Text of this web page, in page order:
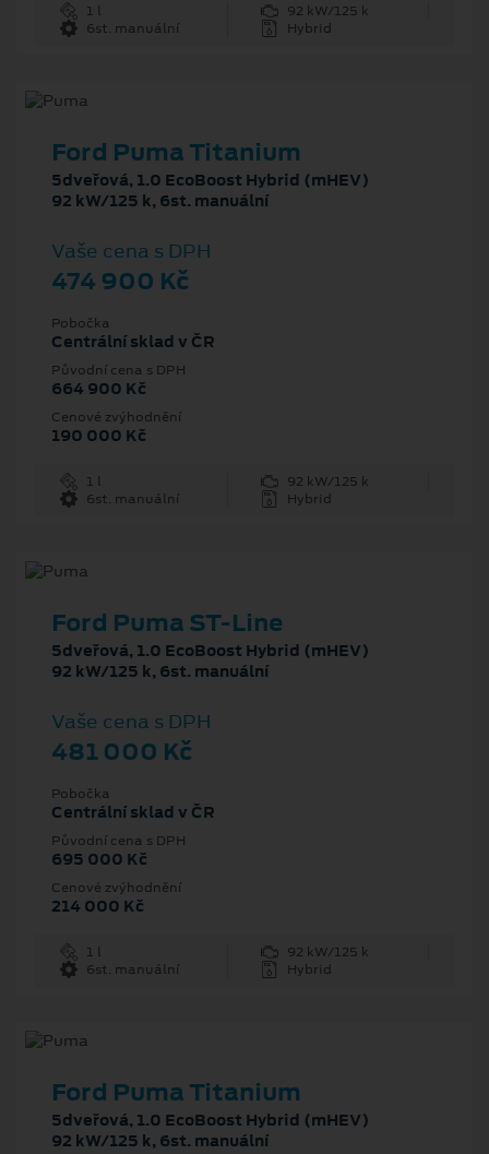
1 l
92 kW/125 k
6st. manuální
Hybrid
Ford Puma Titanium
5dveřová, 1.0 EcoBoost Hybrid (mHEV)
92 kW/125 k, 6st. manuální
Vaše cena s DPH
474 900 Kč
Pobočka
Centrální sklad v ČR
Původní cena s DPH
664 900 Kč
Cenové zvýhodnění
190 000 Kč
1 l
92 kW/125 k
6st. manuální
Hybrid
Ford Puma ST-Line
5dveřová, 1.0 EcoBoost Hybrid (mHEV)
92 kW/125 k, 6st. manuální
Vaše cena s DPH
481 000 Kč
Pobočka
Centrální sklad v ČR
Původní cena s DPH
695 000 Kč
Cenové zvýhodnění
214 000 Kč
1 l
92 kW/125 k
6st. manuální
Hybrid
Ford Puma Titanium
5dveřová, 1.0 EcoBoost Hybrid (mHEV)
92 kW/125 k, 6st. manuální